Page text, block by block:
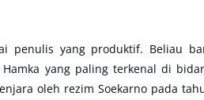
penulis yang produktif. Beliau
yang paling terkenal di
oleh rezim Soekarno pada